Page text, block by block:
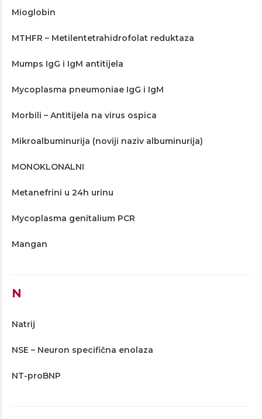
Mioglobin
MTHFR – Metilentetrahidrofolat reduktaza
Mumps IgG i IgM antitijela
Mycoplasma pneumoniae IgG i IgM
Morbili – Antitijela na virus ospica
Mikroalbuminurija (noviji naziv albuminurija)
MONOKLONALNI
Metanefrini u 24h urinu
Mycoplasma genitalium PCR
Mangan
N
Natrij
NSE – Neuron specifična enolaza
NT-proBNP